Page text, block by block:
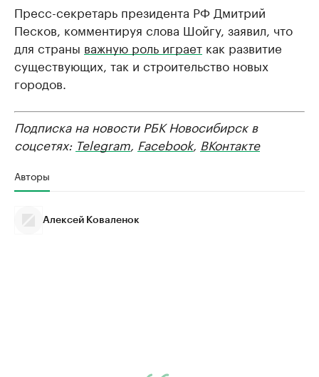
Пресс-секретарь президента РФ Дмитрий
Песков, комментируя слова Шойгу, заявил, что
для страны важную роль играет как развитие
существующих, так и строительство новых
городов.
Подписка на новости РБК Новосибирск в
соцсетях: Telegram Facebook, ВКонтакте
Авторы
Алексей Коваленок